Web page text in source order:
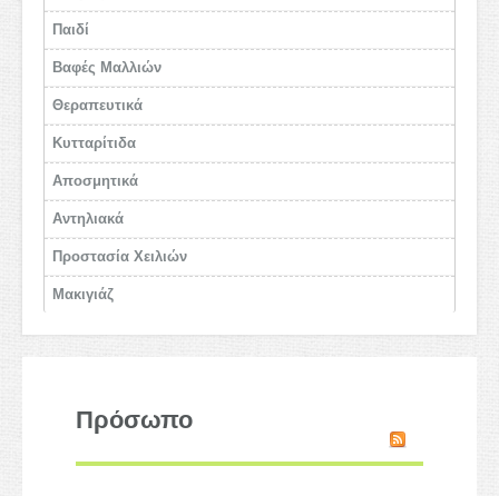
Παιδί
Βαφές Μαλλιών
Θεραπευτικά
Κυτταρίτιδα
Αποσμητικά
Αντηλιακά
Προστασία Χειλιών
Μακιγιάζ
Πρόσωπο